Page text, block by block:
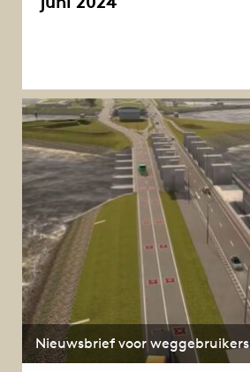
Nieuwsbrief voor weggebruikers